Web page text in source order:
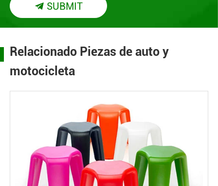
 SUBMIT
Relacionado Piezas de auto y
motocicleta